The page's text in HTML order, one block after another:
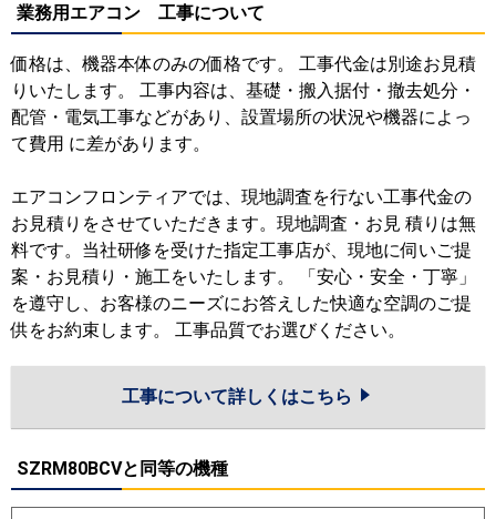
業務用エアコン 工事について
価格は、機器本体のみの価格です。 工事代金は別途お見積
りいたします。 工事内容は、基礎・搬入据付・撤去処分・
配管・電気工事などがあり、設置場所の状況や機器によっ
て費用 に差があります。
エアコンフロンティアでは、現地調査を行ない工事代金の
お見積りをさせていただきます。現地調査・お見 積りは無
料です。当社研修を受けた指定工事店が、現地に伺いご提
案・お見積り・施工をいたします。 「安心・安全・丁寧」
を遵守し、お客様のニーズにお答えした快適な空調のご提
供をお約束します。 工事品質でお選びください。
工事について詳しくはこちら
SZRM80BCVと同等の機種